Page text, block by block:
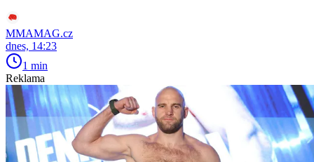
MMAMAG.cz
dnes, 14:23
1 min
Reklama